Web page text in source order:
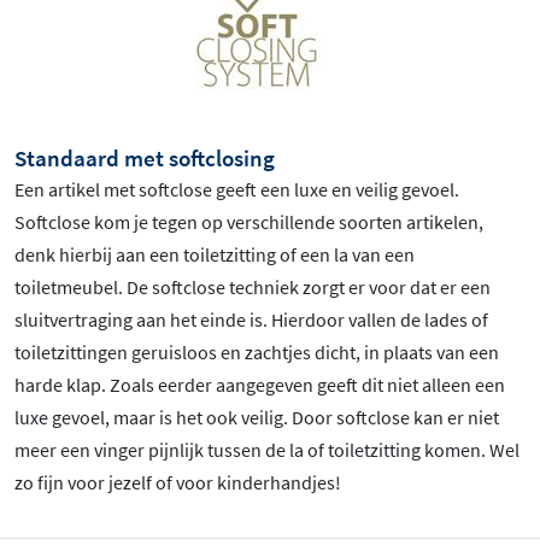
Standaard met softclosing
Een artikel met softclose geeft een luxe en veilig gevoel.
Softclose kom je tegen op verschillende soorten artikelen,
denk hierbij aan een toiletzitting of een la van een
toiletmeubel. De softclose techniek zorgt er voor dat er een
sluitvertraging aan het einde is. Hierdoor vallen de lades of
toiletzittingen geruisloos en zachtjes dicht, in plaats van een
harde klap. Zoals eerder aangegeven geeft dit niet alleen een
luxe gevoel, maar is het ook veilig. Door softclose kan er niet
meer een vinger pijnlijk tussen de la of toiletzitting komen. Wel
zo fijn voor jezelf of voor kinderhandjes!